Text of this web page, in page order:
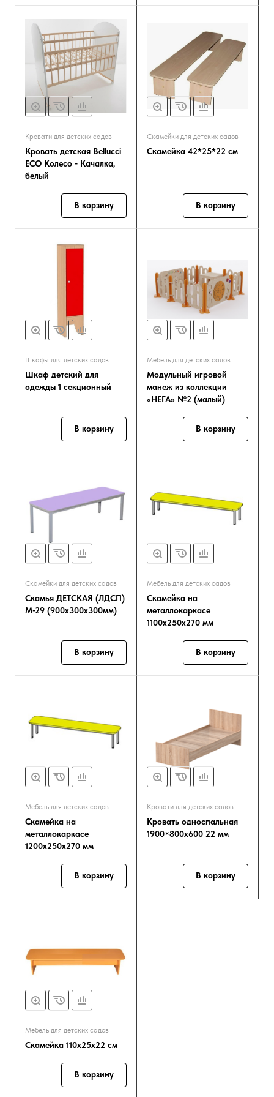
Кровати для детских садов
Кровать детская Bellucci
ECO Колесо - Качалка,
белый
В корзину
Скамейки для детских садов
Скамейка 42*25*22 см
В корзину
Шкафы для детских садов
Шкаф детский для
одежды 1 секционный
В корзину
Мебель для детских садов
Модульный игровой
манеж из коллекции
«НЕГА» №2 (малый)
В корзину
Скамейки для детских садов
Скамья ДЕТСКАЯ (ЛДСП)
М-29 (900х300х300мм)
В корзину
Мебель для детских садов
Скамейка на
металлокаркасе
1100х250х270 мм
В корзину
Мебель для детских садов
Скамейка на
металлокаркасе
1200х250х270 мм
В корзину
Кровати для детских садов
Кровать односпальная
1900×800х600 22 мм
В корзину
Мебель для детских садов
Скамейка 110х25х22 см
В корзину